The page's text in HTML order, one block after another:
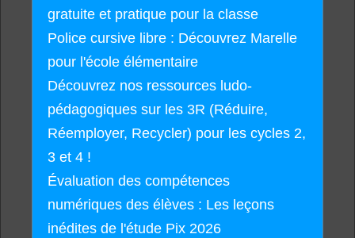
gratuite et pratique pour la classe
Police cursive libre : Découvrez Marelle
pour l'école élémentaire
Découvrez nos ressources ludo-
pédagogiques sur les 3R (Réduire,
Réemployer, Recycler) pour les cycles 2,
3 et 4 !
Évaluation des compétences
numériques des élèves : Les leçons
inédites de l'étude Pix 2026